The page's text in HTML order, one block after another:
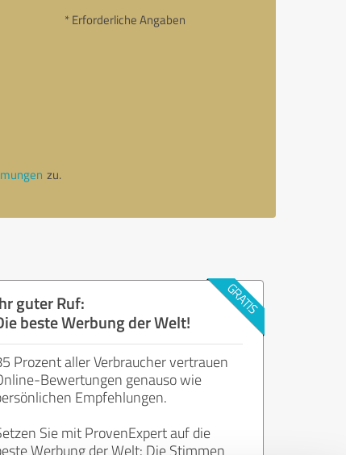
* Erforderliche Angaben
zu.
guter Ruf:
beste Werbung der Welt!
Prozent aller Verbraucher vertrauen
Bewertungen genauso wie
Empfehlungen.
Sie mit ProvenExpert auf die
Werbung der Welt: Die Stimmen